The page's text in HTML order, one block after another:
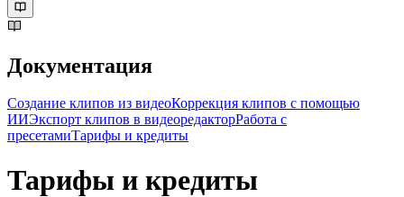
Документация
Создание клипов из видеоКоррекция клипов с помощью
ИИЭкспорт клипов в видеоредакторРабота с
пресетамиТарифы и кредиты
Тарифы и кредиты